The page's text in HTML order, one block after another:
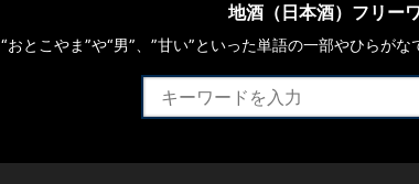
地酒（日本酒）フリー
“おとこやま”や“男”、”甘い”といった単語の一部やひらが